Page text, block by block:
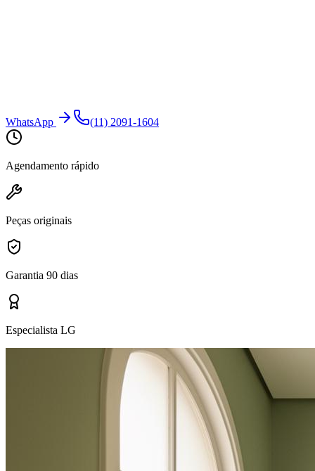
WhatsApp (11) 2091-1604
Agendamento rápido
Peças originais
Garantia 90 dias
Especialista LG